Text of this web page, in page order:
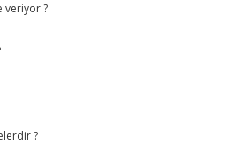
veriyor ?
?